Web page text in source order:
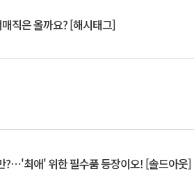
직은 올까요? [해시태그]
?⋯'최애' 위한 필수품 등장이오! [솔드아웃]